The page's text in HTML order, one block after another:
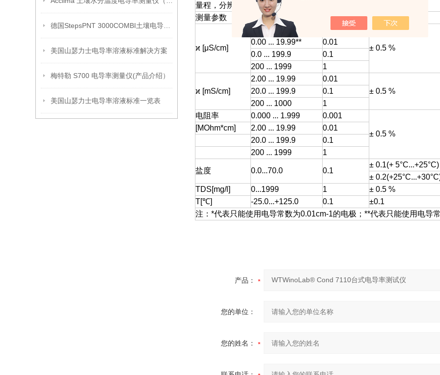
美国山瑟力士电导率溶液标准解决方案
梅特勒 S700 电导率测量仪(产品介绍）
美国山瑟力士电导率溶液标准一览表
量程，分辨率，精度
测量参数
量程 分辨率 精度
ϰ [μS/cm]
0.000 ... 1.999* 0.001
± 0.5 %
0.00 ... 19.99**
0.01
0.0 ... 199.9
0.1
200 ... 1999
1
ϰ [mS/cm]
2.00 ... 19.99
0.01
± 0.5 %
20.0 ... 199.9
0.1
200 ... 1000
1
电阻率
0.000 ... 1.999 0.001
± 0.5 %
[MOhm*cm] 2.00 ... 19.99
0.01
20.0 ... 199.9
0.1
200 ... 1999
1
盐度 0.0...70.0 0.1
± 0.1(+ 5°C...+25°C)
±
TDS[mg/l]
0...1999 1
± 0.5 %
T[℃]
-25.0...+125.0 0.1
±0.1
注：*代表只能使用电导常数为0.01cm-1的电极；**代表只能使用电导
产品：
您的单位：
您的姓名：